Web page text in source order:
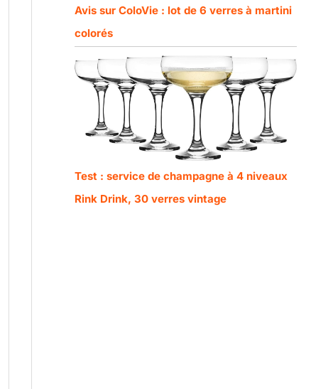
Avis sur ColoVie : lot de 6 verres à martini
colorés
Test : service de champagne à 4 niveaux
Rink Drink, 30 verres vintage